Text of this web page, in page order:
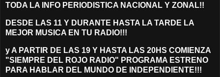
TODA LA INFO PERIODISTICA NACIONAL Y ZONAL!!
DESDE LAS 11 Y DURANTE HASTA LA TARDE LA
MEJOR MUSICA EN TU RADIO!!!
y A PARTIR DE LAS 19 Y HASTA LAS 20HS COMIENZA
"SIEMPRE DEL ROJO RADIO" PROGRAMA ESTRENO
PARA HABLAR DEL MUNDO DE INDEPENDIENTE!!!